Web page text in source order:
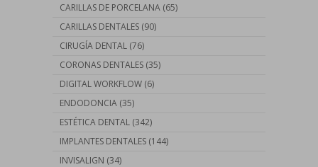
CARILLAS DE PORCELANA (65)
CARILLAS DENTALES (90)
CIRUGÍA DENTAL (76)
CORONAS DENTALES (35)
DIGITAL WORKFLOW (6)
ENDODONCIA (35)
ESTÉTICA DENTAL (342)
IMPLANTES DENTALES (144)
INVISALIGN (34)